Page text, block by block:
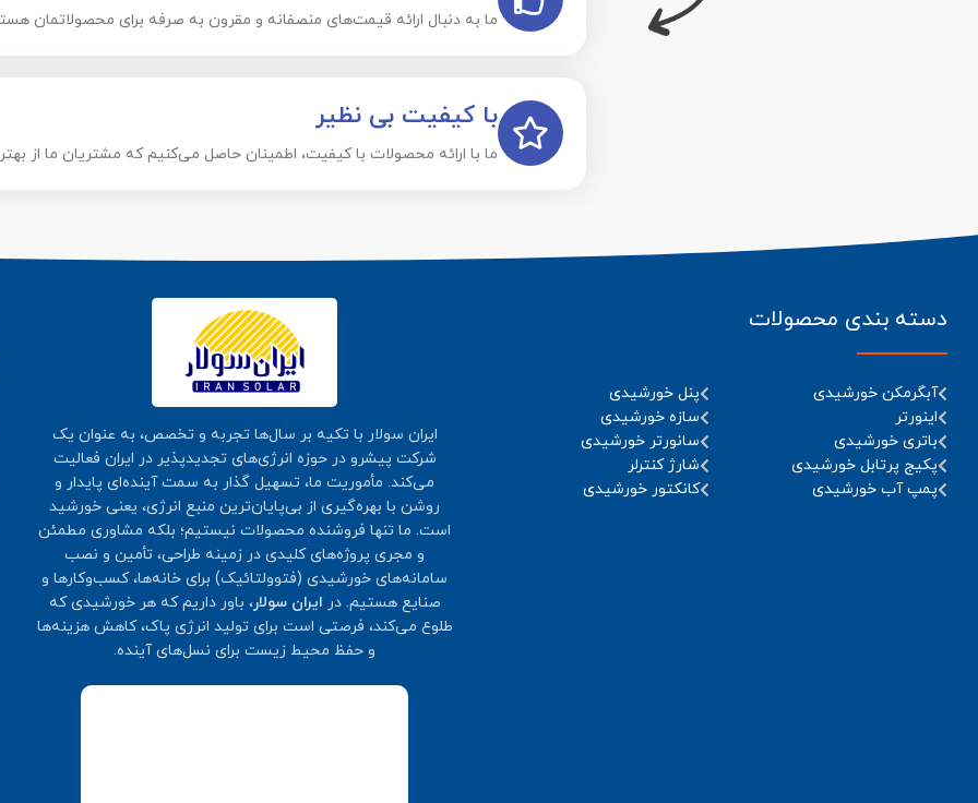
ما به دنبال ارائه قیمت‌های منصفانه و مقرون به صرفه برای محصولاتمان
با کیفیت بی نظیر
ما با ارائه محصولات با کیفیت، اطمینان حاصل می‌کنیم که مشتریان ما از
دسته بندی محصولات
آبگرمکن خورشیدی
اینورتر
باتری خورشیدی
پکیج پرتابل خورشیدی
پمپ آب خورشیدی
پنل خورشیدی
سازه خورشیدی
سانورتر خورشیدی
شارژ کنترلر
کانکتور خورشیدی
ایران سولار با تکیه بر سال‌ها تجربه و تخصص، به عنوان یک
شرکت پیشرو در حوزه انرژی‌های تجدیدپذیر در ایران فعالیت
می‌کند. مأموریت ما، تسهیل گذار به سمت آینده‌ای پایدار و
روشن با بهره‌گیری از بی‌پایان‌ترین منبع انرژی، یعنی خورشید
است. ما تنها فروشنده محصولات نیستیم؛ بلکه مشاوری مطمئن
و مجری پروژه‌های کلیدی در زمینه طراحی، تأمین و نصب
سامانه‌های خورشیدی (فتوولتائیک) برای خانه‌ها، کسب‌وکارها و
صنایع هستیم. در ایران سولار، باور داریم که هر خورشیدی که
طلوع می‌کند، فرصتی است برای تولید انرژی پاک، کاهش هزینه‌ها
و حفظ محیط زیست برای نسل‌های آینده.